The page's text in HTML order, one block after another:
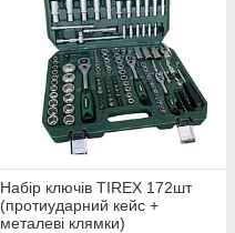
Набір ключів TIREX 172шт
(протиударний кейс +
металеві клямки)